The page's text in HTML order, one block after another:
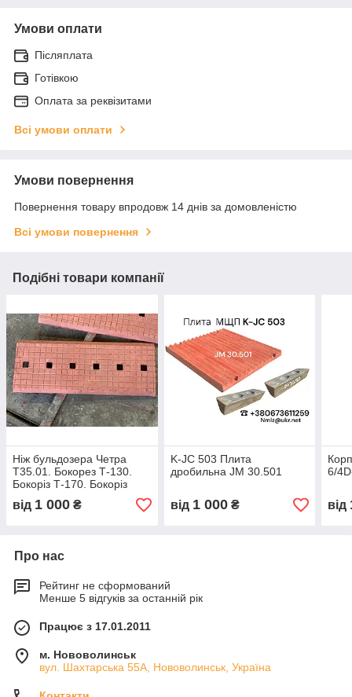
Умови оплати
Післяплата
Готівкою
Оплата за реквізитами
Всі умови оплати
Умови повернення
Повернення товару впродовж 14 днів за домовленістю
Всі умови повернення
Подібні товари компанії
Ніж бульдозера Четра
Т35.01. Бокорез Т-130.
Бокоріз Т-170. Бокоріз
Т-35
від 1 000 ₴
K-JC 503 Плита
дробильна JM 30.501
від 1 000₴
6/
від
Про нас
Рейтинг не сформований
Менше 5 відгуків за останній рік
Працює з 17.01.2011
м. Нововолинськ
вул. Шахтарська 55А, Нововолинськ, Україна